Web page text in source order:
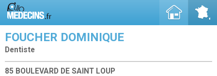
FOUCHER DOMINIQUE
Dentiste
85 BOULEVARD DE SAINT LOUP